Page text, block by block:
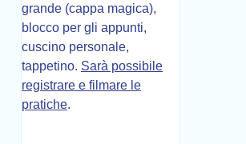
grande (cappa magica),
blocco per gli appunti,
cuscino personale,
tappetino. Sarà possibile
registrare e filmare le
pratiche.